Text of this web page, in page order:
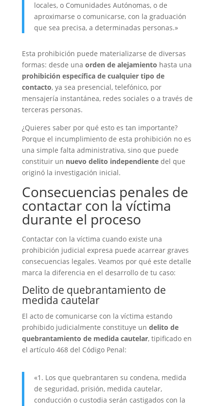
locales, o Comunidades Autónomas, o de
aproximarse o comunicarse, con la graduación
que sea precisa, a determinadas personas.»
Esta prohibición puede materializarse de diversas
formas: desde una orden de alejamiento hasta una
prohibición específica de cualquier tipo de
contacto, ya sea presencial, telefónico, por
mensajería instantánea, redes sociales o a través de
terceras personas.
¿Quieres saber por qué esto es tan importante?
Porque el incumplimiento de esta prohibición no es
una simple falta administrativa, sino que puede
constituir un nuevo delito independientedel que
originó la investigación inicial.
Consecuencias penales de
contactar con la víctima
durante el proceso
Contactar con la víctima cuando existe una
prohibición judicial expresa puede acarrear graves
consecuencias legales. Veamos por qué este detalle
marca la diferencia en el desarrollo de tu caso:
Delito de quebrantamiento de
medida cautelar
El acto de comunicarse con la víctima estando
prohibido judicialmente constituye un delito de
quebrantamiento de medida cautelar, tipificado en
el artículo 468 del Código Penal:
«1. Los que quebrantaren su condena, medida
de seguridad, prisión, medida cautelar,
conducción o custodia serán castigados con la